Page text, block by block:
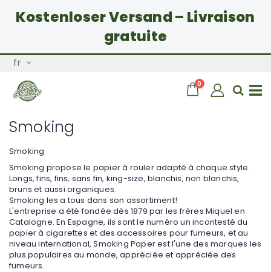
Kostenloser Versand – Livraison
gratuite
Allez
contenu
Langue
fr
Chariot
0 articles
Smoking
Smoking
Smoking propose le papier à rouler adapté à chaque style.
Longs, fins, fins, sans fin, king-size, blanchis, non blanchis,
bruns et aussi organiques.
Smoking les a tous dans son assortiment!
L'entreprise a été fondée dès 1879 par les frères Miquel en
Catalogne. En Espagne, ils sont le numéro un incontesté du
papier à cigarettes et des accessoires pour fumeurs, et au
niveau international, Smoking Paper est l'une des marques les
plus populaires au monde, appréciée et appréciée des
fumeurs.